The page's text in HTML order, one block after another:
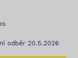
odběr 20.5.2026